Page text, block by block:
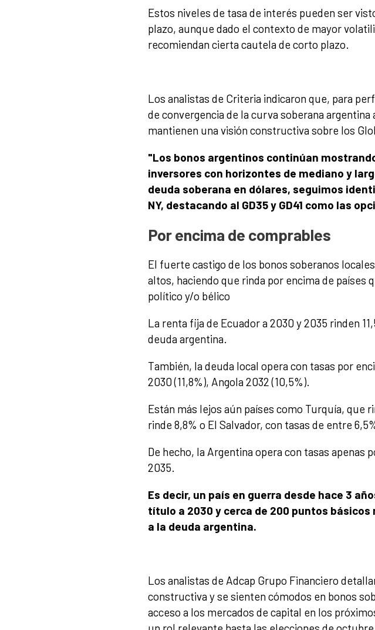
Estos niveles de tasa de interés pueden ser
plazo, aunque dado el contexto de mayor
recomiendan cierta cautela de corto plazo.
Los analistas de Criteria indicaron que, para
de convergencia de la curva soberana
mantienen una visión constructiva sobre los
"Los bonos argentinos continúan
inversores con horizontes de mediano y
deuda soberana en dólares, seguimos
NY, destacando al GD35 y GD41 como las
Por encima de comprables
El fuerte castigo de los bonos soberanos
altos, haciendo que rinda por encima de
político y/o bélico
La renta fija de Ecuador a 2030 y 2035 rinden
deuda argentina.
También, la deuda local opera con tasas por
2030 (11,8%), Angola 2032 (10,5%).
Están más lejos aún países como Turquía, que
rinde 8,8% o El Salvador, con tasas de entre
De hecho, la Argentina opera con tasas apenas
2035.
Es decir, un país en guerra desde hace 3
título a 2030 y cerca de 200 puntos
a la deuda argentina.
Los analistas de Adcap Grupo Financiero
constructiva y se sienten cómodos en bonos
acceso a los mercados de capital en los